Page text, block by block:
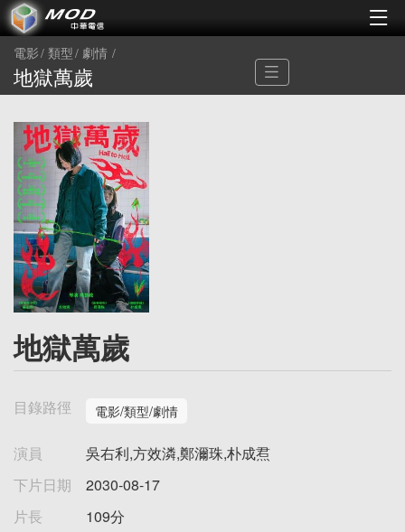
電影 類型 劇情
地獄萬歲
地獄萬歲
目錄路徑 電影/類型/劇情
演員
吳右利,方效潾,鄭濔珠,朴成焄
下片日期
2030-08-17
片長
109分